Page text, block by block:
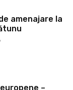
amenajare la
–